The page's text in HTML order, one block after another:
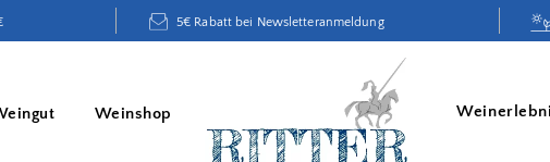
5€ Rabatt bei Newsletteranmeldung
Weinshop